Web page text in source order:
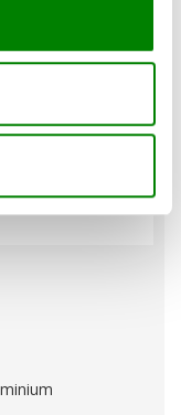
en e-mail.